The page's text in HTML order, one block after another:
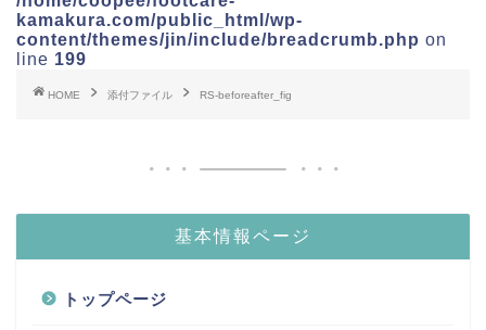
kamakura.com/public_html/wp-
content/themes/jin/include/breadcrumb.php on
line 199
HOME 添付ファイル RS-beforeafter_fig
基本情報ページ
トップページ